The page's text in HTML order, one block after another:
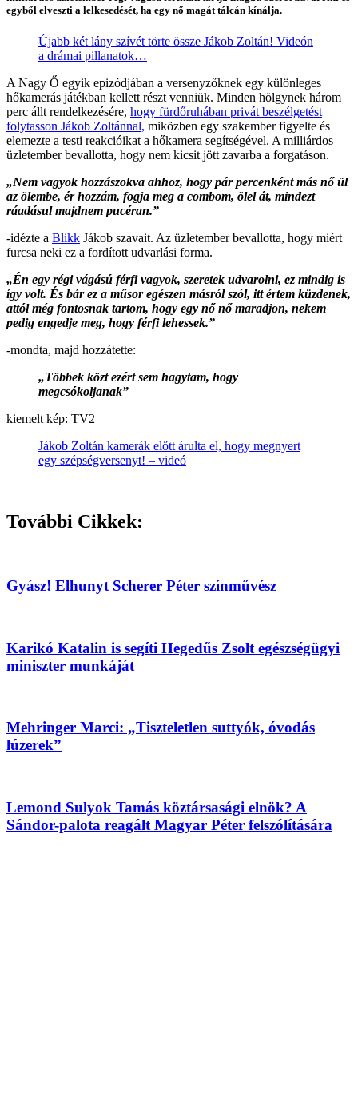
egyből elveszti a lelkesedését, ha egy nő magát tálcán kínálja.
Újabb két lány szívét törte össze Jákob Zoltán! Videón
a drámai pillanatok…
A Nagy Ő egyik epizódjában a versenyzőknek egy különleges
hőkamerás játékban kellett részt venniük. Minden hölgynek három
perc állt rendelkezésére, hogy fürdőruhában privát beszélgetést
folytasson Jákob Zoltánnal, miközben egy szakember figyelte és
elemezte a testi reakcióikat a hőkamera segítségével. A milliárdos
üzletember bevallotta, hogy nem kicsit jött zavarba a forgatáson.
„Nem vagyok hozzászokva ahhoz, hogy pár percenként más nő ül
az ölembe, ér hozzám, fogja meg a combom, ölel át, mindezt
ráadásul majdnem pucéran.”
-idézte a Blikk Jákob szavait. Az üzletember bevallotta, hogy miért
furcsa neki ez a fordított udvarlási forma.
Én egy régi vágású férfi vagyok, szeretek udvarolni, ez mindig is
így volt. És bár ez a műsor egészen másról szól, itt értem küzdenek,
attól még fontosnak tartom, hogy egy nő nő maradjon, nekem
pedig engedje meg, hogy férfi lehessek.
-mondta, majd hozzátette:
„Többek közt ezért sem hagytam, hogy
megcsókoljanak”
kiemelt kép: TV2
Jákob Zoltán kamerák előtt árulta el, hogy megnyert
egy szépségversenyt! – videó
További Cikkek:
Gyász! Elhunyt Scherer Péter színművész
Karikó Katalin is segíti Hegedűs Zsolt egészségügyi
miniszter munkáját
Mehringer Marci: „Tiszteletlen suttyók, óvodás
lúzerek”
Lemond Sulyok Tamás köztársasági elnök? A
Sándor-palota reagált Magyar Péter felszólítására